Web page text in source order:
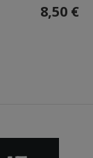
8,50 €